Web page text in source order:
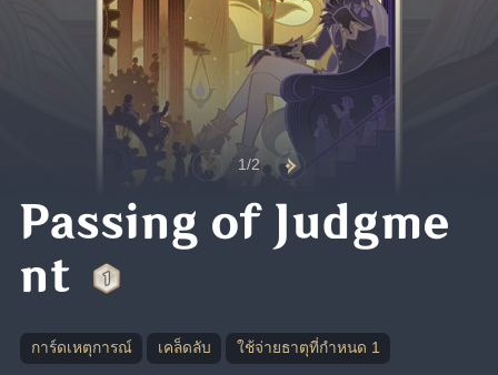
1/2
Passing of Judgme
nt
การ์ดเหตุการณ์ เคล็ดลับ ใช้จ่ายธาตุที่กำหนด 1